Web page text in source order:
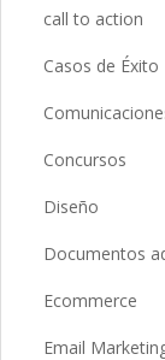
call to action
Casos de Éxito
Concursos
Diseño
Documentos
Ecommerce
Email